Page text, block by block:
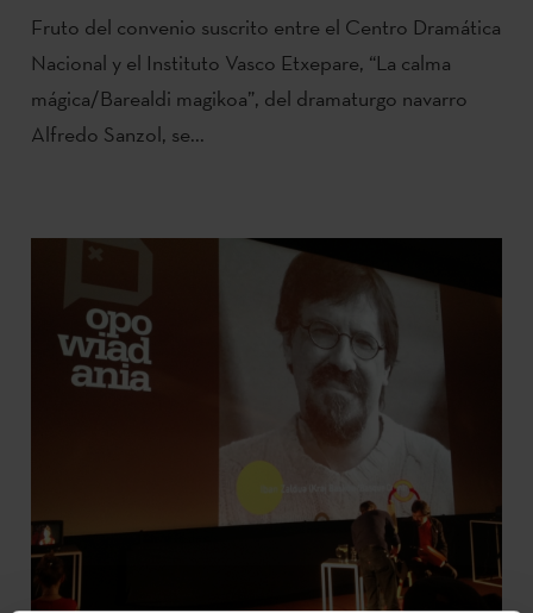
Fruto del convenio suscrito entre el Centro Dramática
Nacional y el Instituto Vasco Etxepare, “La calma
mágica/Barealdi magikoa”, del dramaturgo navarro
Alfredo Sanzol, se...